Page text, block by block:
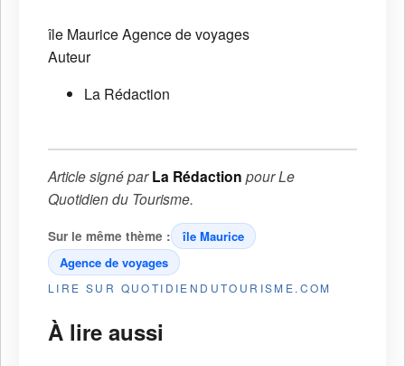
île MauriceAgence de voyages
Auteur
La Rédaction
Article signé parLa Rédaction pourLe
Quotidien du Tourisme.
Sur le même thème :
île Maurice
Agence de voyages
LIRE SUR QUOTIDIENDUTOURISME.COM
À lire aussi